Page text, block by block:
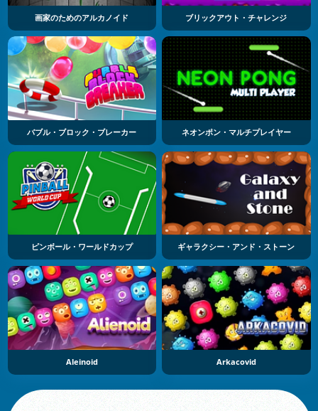
画家のためのアルカノイド ブリックアウト・チャレンジ
バブル・ブロック・ブレーカー ネオンポン・マルチプレイヤー
ピンボール・ワールドカップ ギャラクシー・アンド・ストーン
Aleinoid Arkacovid